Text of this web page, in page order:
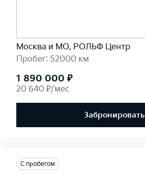
Москва и МО, РОЛЬФ Центр
Пробег: 52000 км
1 890 000 ₽
20 640 ₽/мес
Забронировать
С пробегом